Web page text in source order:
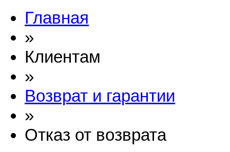
Главная
»
Клиентам
»
Возврат и гарантии
»
Отказ от возврата